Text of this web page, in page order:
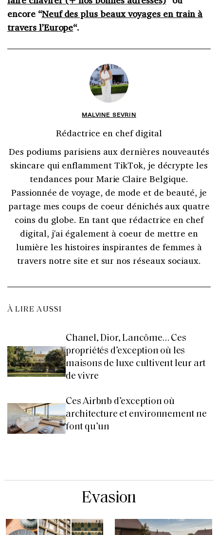
encore “Neuf des plus beaux voyages en train à
travers l’Europe“.
MALVINE SEVRIN
Rédactrice en chef digital
Des podiums parisiens aux dernières nouveautés
skincare qui enflamment TikTok, je décrypte les
tendances pour Marie Claire Belgique.
Passionnée de voyage, de mode et de beauté, je
partage mes coups de coeur dénichés aux quatre
coins du globe. En tant que rédactrice en chef
digital, j'ai également à coeur de mettre en
lumière les histoires inspirantes de femmes à
travers notre site et sur nos réseaux sociaux.
À LIRE AUSSI
Chanel, Dior, Lancôme… Ces
propriétés d’exception où les
maisons de luxe cultivent leur art
de vivre
Ces Airbnb d’exception où
architecture et environnement ne
font qu’un
Evasion